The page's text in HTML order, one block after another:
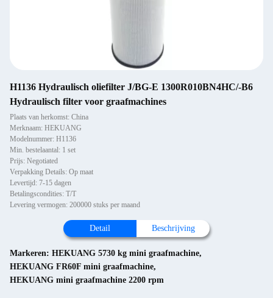
H1136 Hydraulisch oliefilter J/BG-E 1300R010BN4HC/-B6
Hydraulisch filter voor graafmachines
Plaats van herkomst: China
Merknaam: HEKUANG
Modelnummer: H1136
Min. bestelaantal: 1 set
Prijs: Negotiated
Verpakking Details: Op maat
Levertijd: 7-15 dagen
Betalingscondities: T/T
Levering vermogen: 200000 stuks per maand
Detail Beschrijving
Markeren: HEKUANG 5730 kg mini graafmachine,
HEKUANG FR60F mini graafmachine,
HEKUANG mini graafmachine 2200 rpm